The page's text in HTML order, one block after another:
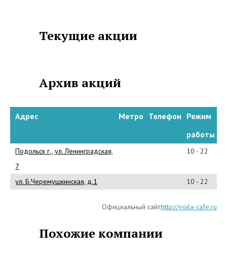
торговых центрах самой Москвы,
а также Подмосковного
ВУАЛЯ, представлен оригинальный
шоколад плитками, шоколад с
орехами и фруктами, рт-
композиции из
шоколада, фигурный штучный
развес, горький
Текущие акции
Архив акций
Адрес Метро Телефон Режим
работы
Подольск г., ул. Ленинградская,
7
10 - 22
ул. Б.Черемушкинская, д.1 10 - 22
Официальный сайт:http://voila-cafe.ru
Похожие компании